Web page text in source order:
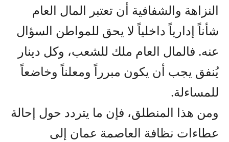
النزاهة والشفافية أن تعتبر المال العام
شأناً إدارياً داخلياً لا يحق للمواطن السؤال
عنه. فالمال العام ملك للشعب، وكل دينار
يُنفق يجب أن يكون مبرراً ومعلناً وخاضعاً
للمساءلة.
ومن هذا المنطلق، فإن ما يتردد حول إحالة
عطاءات نظافة العاصمة عمان إلى